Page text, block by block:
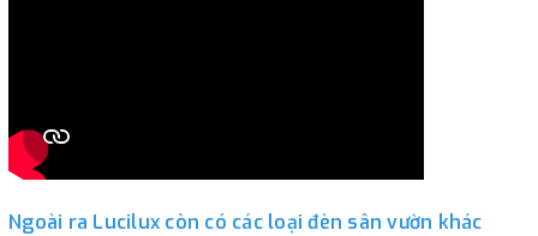
Ngoài ra Lucilux còn có các loại đèn sân vườn khác